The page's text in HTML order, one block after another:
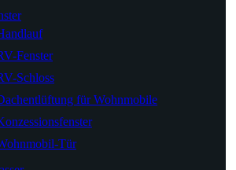
Fenster
Schloss
für Wohnmobile
Tür